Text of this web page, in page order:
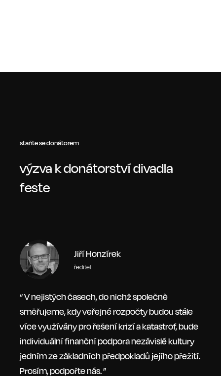
staňte se donátorem
výzva k donátorství divadla
feste
Jiří Honzírek
ředitel
“ V nejistých časech, do nichž společně
směřujeme, kdy veřejné rozpočty budou stále
více využívány pro řešení krizí a katastrof, bude
individuální finanční podpora nezávislé kultury
jedním ze základních předpokladů jejího přežití.
Prosím, podpořte nás. ”